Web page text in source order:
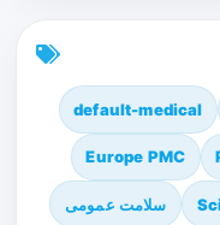
default-medical
Europe PMC
سلامت عمومی